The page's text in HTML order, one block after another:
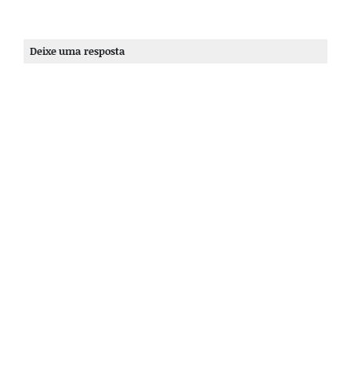
Deixe uma resposta